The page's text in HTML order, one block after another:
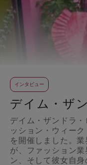
インタビュー
デイム・ザ
デイム・ザンドラ
ッション・ウィー
を開催しました。
が、ファッション
ン、そして彼女自